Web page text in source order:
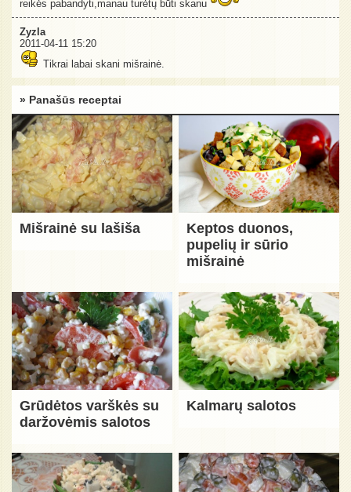
reikės pabandyti,manau turėtų būti skanu
Zyzla
2011-04-11 15:20
Tikrai labai skani mišrainė.
» Panašūs receptai
Mišrainė su lašiša
Keptos duonos,
pupelių ir sūrio
mišrainė
Grūdėtos varškės su
daržovėmis salotos
Kalmarų salotos